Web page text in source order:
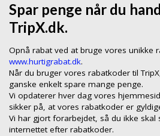
Spar penge når du
TripX.dk.
Opnå rabat ved at bruge vores unikke
www.hurtigrabat.dk.
Når du bruger vores rabatkoder til
ganske enkelt spare mange penge.
Vi opdaterer hver dag vores
sikker på, at vores rabatkoder er
Vi har gjort forarbejdet, så du ikke
internettet efter rabatkoder.